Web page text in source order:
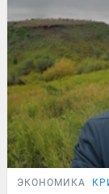
ЭКОНОМИКА